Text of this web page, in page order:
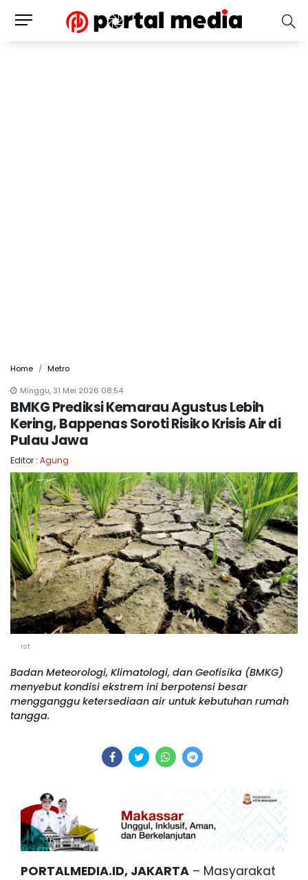
Home
Metro
Minggu, 31 Mei 2026 08:54
BMKG Prediksi Kemarau Agustus Lebih
Kering, Bappenas Soroti Risiko Krisis Air di
Pulau Jawa
Editor : Agung
ist
Badan Meteorologi, Klimatologi, dan Geofisika (BMKG)
menyebut kondisi ekstrem ini berpotensi besar
mengganggu ketersediaan air untuk kebutuhan rumah
tangga.
PORTALMEDIA.ID, JAKARTA – Masyarakat